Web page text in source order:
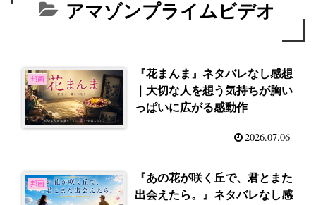
アマゾンプライムビデオ
邦画
『花まんま』ネタバレなし感想
｜大切な人を想う気持ちが胸い
っぱいに広がる感動作
2026.07.06
邦画
『あの花が咲く丘で、君とまた
出会えたら。』ネタバレなし感